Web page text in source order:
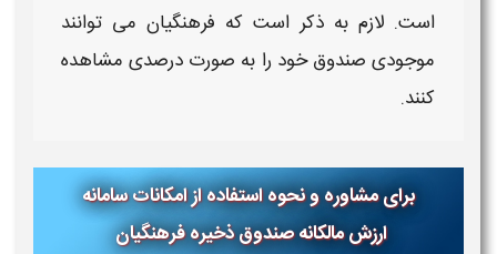
است. لازم به ذکر است که فرهنگیان می توانند
موجودی صندوق خود را به صورت درصدی مشاهده
کنند.
برای مشاوره و نحوه استفاده از امکانات سامانه
ارزش مالکانه صندوق ذخیره فرهنگیان